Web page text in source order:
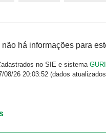
não há informações para
no SIE e sistema GURI
08/26 20:03:52 (dados